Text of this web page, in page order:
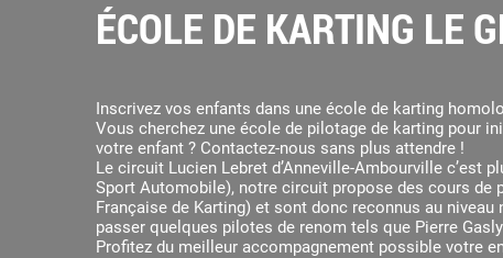
ÉCOLE DE KARTING LE
Inscrivez vos enfants dans une école de karting
Vous cherchez une école de pilotage de karting pour
votre enfant ? Contactez-nous sans plus attendre !
Le circuit Lucien Lebret d’Anneville-Ambourville c’est
Sport Automobile), notre circuit propose des cours de
Française de Karting) et sont donc reconnus au
passer quelques pilotes de renom tels que Pierre
Profitez du meilleur accompagnement possible votre